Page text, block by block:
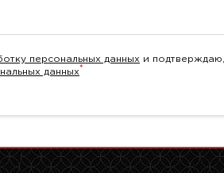
персональных данных и
данных*